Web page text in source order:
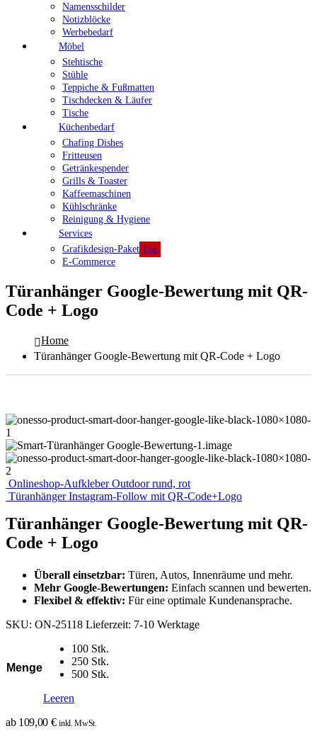
Namensschilder
Notizblöcke
Werbebedarf
Möbel
Stehtische
Stühle
Teppiche & Fußmatten
Tischdecken & Läufer
Tische
Küchenbedarf
Chafing Dishes
Fritteusen
Getränkespender
Grills & Toaster
Kaffeemaschinen
Kühlschränke
Reinigung & Hygiene
Services
Grafikdesign-Paket Tipp
E-Commerce
Türanhänger Google-Bewertung mit QR-
Code + Logo
Home
Türanhänger Google-Bewertung mit QR-Code + Logo
Onlineshop-Aufkleber Outdoor rund, rot
Türanhänger Instagram-Follow mit QR-Code+Logo
Türanhänger Google-Bewertung mit QR-
Code + Logo
Überall einsetzbar: Türen, Autos, Innenräume und mehr.
Mehr Google-Bewertungen: Einfach scannen und bewerten.
Flexibel & effektiv: Für eine optimale Kundenansprache.
SKU: ON-25118 Lieferzeit: 7-10 Werktage
Menge
100 Stk.
250 Stk.
500 Stk.
Leeren
ab 109,00 € inkl. MwSt.